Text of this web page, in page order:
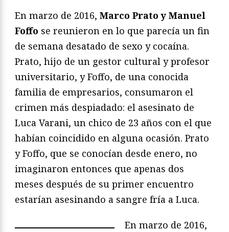
En marzo de 2016, Marco Prato y Manuel
Foffo se reunieron en lo que parecía un fin
de semana desatado de sexo y cocaína.
Prato, hijo de un gestor cultural y profesor
universitario, y Foffo, de una conocida
familia de empresarios, consumaron el
crimen más despiadado: el asesinato de
Luca Varani, un chico de 23 años con el que
habían coincidido en alguna ocasión. Prato
y Foffo, que se conocían desde enero, no
imaginaron entonces que apenas dos
meses después de su primer encuentro
estarían asesinando a sangre fría a Luca.
En marzo de 2016,